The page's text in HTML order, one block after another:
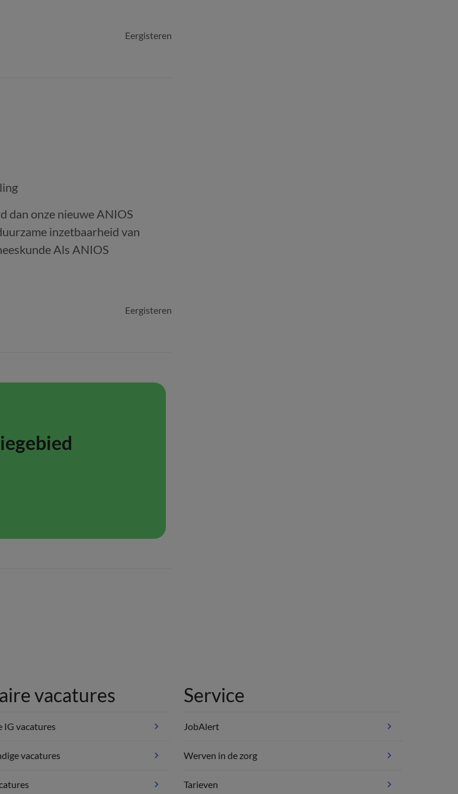
Eergisteren
dan onze nieuwe ANIOS
inzetbaarheid van
Als ANIOS
Eergisteren
vacatures
IG vacatures
vacatures
Service
JobAlert
Werven in de zorg
Tarieven